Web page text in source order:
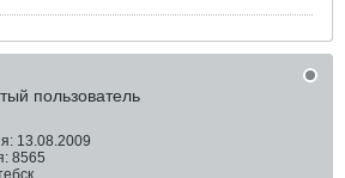
пользователь
13.08.2009
8565